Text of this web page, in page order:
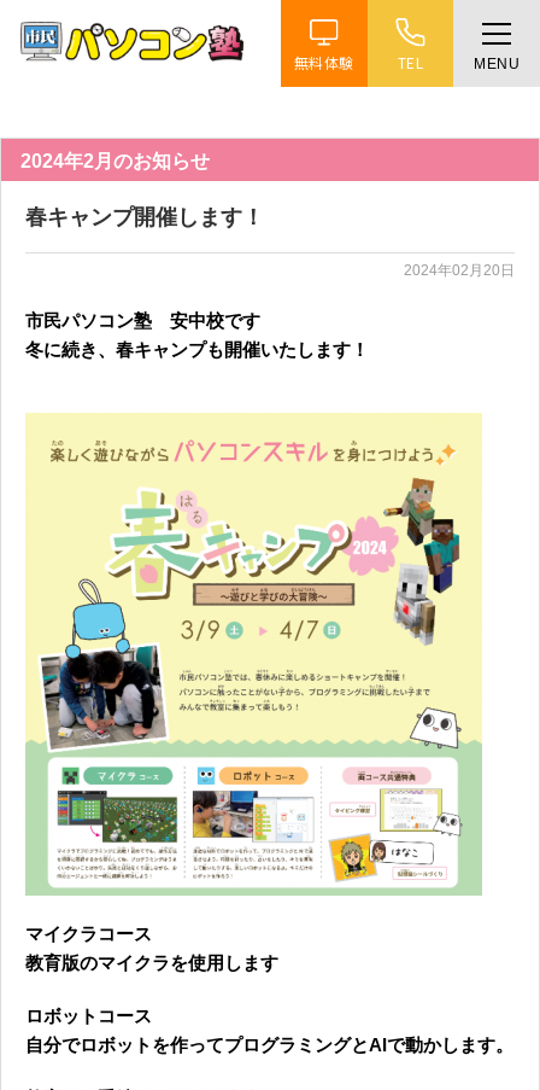
無料体験 TEL MENU
特徴
講座紹介
教室案内
よくある質問
無料体験に申し込む
0120-868-003
受付時間／9:00〜18:00 土日祝休み
2024年2月のお知らせ
春キャンプ開催します！
2024年02月20日
市民パソコン塾 安中校です
冬に続き、春キャンプも開催いたします！
マイクラコース
教育版のマイクラを使用します
ロボットコース
自分でロボットを作ってプログラミングとAIで動かします。